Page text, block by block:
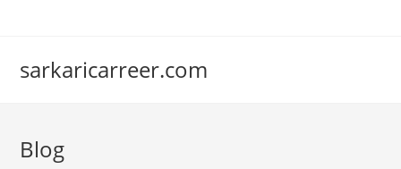
sarkaricarreer.com
Blog